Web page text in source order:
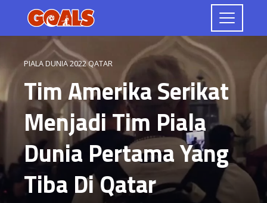
PIALA DUNIA 2022 QATAR
Tim Amerika Serikat
Menjadi Tim Piala
Dunia Pertama Yang
Tiba Di Qatar